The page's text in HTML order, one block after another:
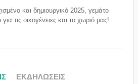
και δημιουργικό 2025, γεμάτο
τις οικογένειες και το χωριό μας!
ΕΚΔΗΛΩΣΕΙΣ